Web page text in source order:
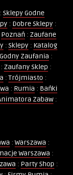
: Sklepy Godne
: Dobre Sklepy :
Poznań : Zaufane
: Sklepy: Katalog
Zaufania :
: Zaufany Sklep :
: Trójmiasto :
: Rumia : Bańki
Zabaw:
: Warszawa :
Warszawa :
: Party Shop :